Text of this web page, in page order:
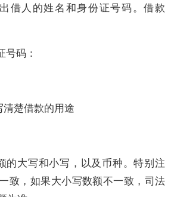
借人的姓名和身份证号码。借款
号码：
楚借款的用途
的大写和小写，以及币种。特别注
致，如果大小写数额不一致，司法